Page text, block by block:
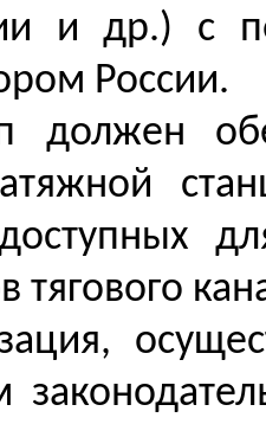
и др.) с
России.
должен
тягового